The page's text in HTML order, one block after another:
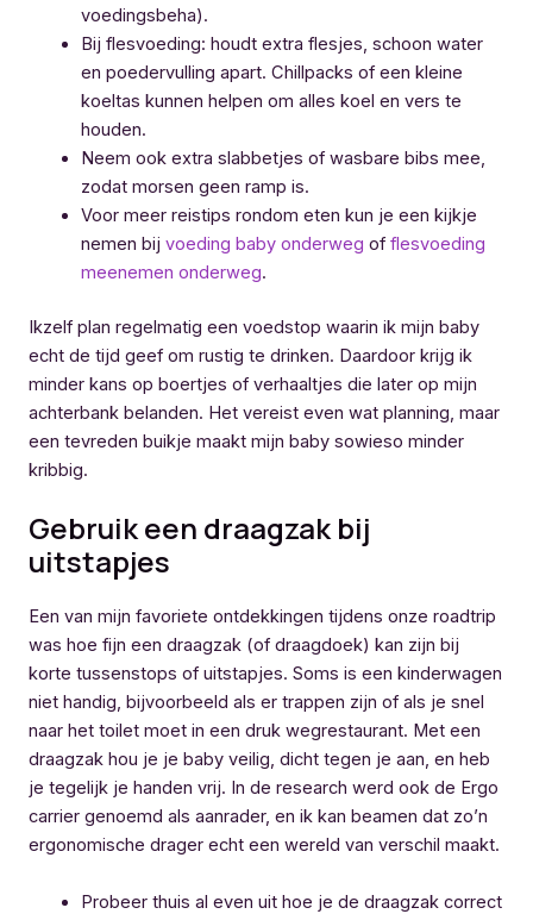
voedingsbeha).
Bij flesvoeding: houdt extra flesjes, schoon water
en poedervulling apart. Chillpacks of een kleine
koeltas kunnen helpen om alles koel en vers te
houden.
Neem ook extra slabbetjes of wasbare bibs mee,
zodat morsen geen ramp is.
Voor meer reistips rondom eten kun je een kijkje
nemen bij voeding baby onderweg of flesvoeding
meenemen onderweg.
Ikzelf plan regelmatig een voedstop waarin ik mijn baby
echt de tijd geef om rustig te drinken. Daardoor krijg ik
minder kans op boertjes of verhaaltjes die later op mijn
achterbank belanden. Het vereist even wat planning, maar
een tevreden buikje maakt mijn baby sowieso minder
kribbig.
Gebruik een draagzak bij
uitstapjes
Een van mijn favoriete ontdekkingen tijdens onze roadtrip
was hoe fijn een draagzak (of draagdoek) kan zijn bij
korte tussenstops of uitstapjes. Soms is een kinderwagen
niet handig, bijvoorbeeld als er trappen zijn of als je snel
naar het toilet moet in een druk wegrestaurant. Met een
draagzak hou je je baby veilig, dicht tegen je aan, en heb
je tegelijk je handen vrij. In de research werd ook de Ergo
carrier genoemd als aanrader, en ik kan beamen dat zo’n
ergonomische drager echt een wereld van verschil maakt.
Probeer thuis al even uit hoe je de draagzak correct